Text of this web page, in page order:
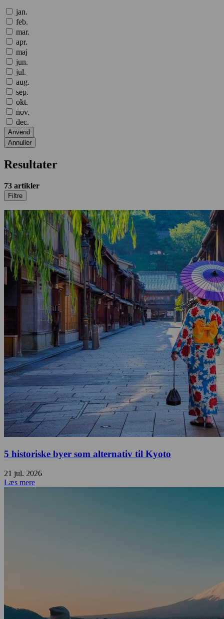
jan.
feb.
mar.
apr.
maj
jun.
jul.
aug.
sep.
okt.
nov.
dec.
Anvend
Annuller
Resultater
73 artikler
Filtre
5 historiske byer som alternativ til Kyoto
21 jul. 2026
Læs mere